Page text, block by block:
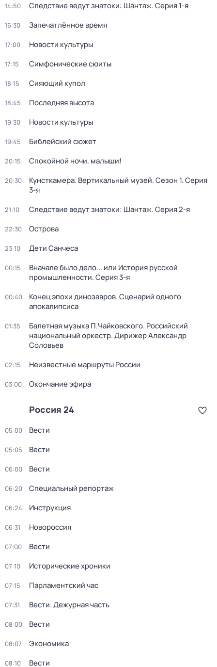
14:50 Следствие ведут знатоки: Шантаж. Серия 1-я
16:30 Запечатлённое время
17:00 Новости культуры
17:15 Симфонические сюиты
18:15 Сияющий купол
18:45 Последняя высота
19:30 Новости культуры
19:45 Библейский сюжет
20:15 Спокойной ночи, малыши!
20:30 Кунсткамера. Вертикальный музей. Сезон 1. Серия
3-я
21:10 Следствие ведут знатоки: Шантаж. Серия 2-я
22:30 Острова
23:10 Дети Санчеса
00:15
Вначале было дело... или История русской
промышленности. Серия 3-я
00:40
Конец эпохи динозавров. Сценарий одного
апокалипсиса
01:35
Балетная музыка П.Чайковского. Российский
национальный оркестр. Дирижер Александр
Соловьев
02:15 Неизвестные маршруты России
03:00 Окончание эфира
Россия 24
05:00 Вести
05:05 Вести
06:00 Вести
06:20 Специальный репортаж
06:24 Инструкция
06:31 Новороссия
07:00 Вести
07:10 Исторические хроники
07:15 Парламентский час
07:31 Вести. Дежурная часть
08:00 Вести
08:07 Экономика
08:10 Вести